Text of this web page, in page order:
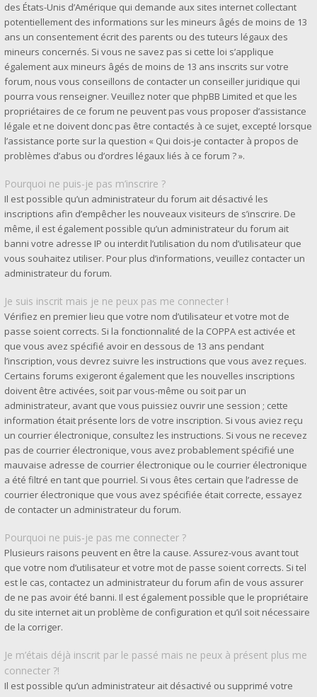
des États-Unis d’Amérique qui demande aux sites internet collectant
potentiellement des informations sur les mineurs âgés de moins de 13
ans un consentement écrit des parents ou des tuteurs légaux des
mineurs concernés. Si vous ne savez pas si cette loi s’applique
également aux mineurs âgés de moins de 13 ans inscrits sur votre
forum, nous vous conseillons de contacter un conseiller juridique qui
pourra vous renseigner. Veuillez noter que phpBB Limited et que les
propriétaires de ce forum ne peuvent pas vous proposer d’assistance
légale et ne doivent donc pas être contactés à ce sujet, excepté lorsque
l’assistance porte sur la question « Qui dois-je contacter à propos de
problèmes d’abus ou d’ordres légaux liés à ce forum ? ».
Pourquoi ne puis-je pas m’inscrire ?
Il est possible qu’un administrateur du forum ait désactivé les
inscriptions afin d’empêcher les nouveaux visiteurs de s’inscrire. De
même, il est également possible qu’un administrateur du forum ait
banni votre adresse IP ou interdit l’utilisation du nom d’utilisateur que
vous souhaitez utiliser. Pour plus d’informations, veuillez contacter un
administrateur du forum.
Je suis inscrit mais je ne peux pas me connecter !
Vérifiez en premier lieu que votre nom d’utilisateur et votre mot de
passe soient corrects. Si la fonctionnalité de la COPPA est activée et
que vous avez spécifié avoir en dessous de 13 ans pendant
l’inscription, vous devrez suivre les instructions que vous avez reçues.
Certains forums exigeront également que les nouvelles inscriptions
doivent être activées, soit par vous-même ou soit par un
administrateur, avant que vous puissiez ouvrir une session ; cette
information était présente lors de votre inscription. Si vous aviez reçu
un courrier électronique, consultez les instructions. Si vous ne recevez
pas de courrier électronique, vous avez probablement spécifié une
mauvaise adresse de courrier électronique ou le courrier électronique
a été filtré en tant que pourriel. Si vous êtes certain que l’adresse de
courrier électronique que vous avez spécifiée était correcte, essayez
de contacter un administrateur du forum.
Pourquoi ne puis-je pas me connecter ?
Plusieurs raisons peuvent en être la cause. Assurez-vous avant tout
que votre nom d’utilisateur et votre mot de passe soient corrects. Si tel
est le cas, contactez un administrateur du forum afin de vous assurer
de ne pas avoir été banni. Il est également possible que le propriétaire
du site internet ait un problème de configuration et qu’il soit nécessaire
de la corriger.
Je m’étais déjà inscrit par le passé mais ne peux à présent plus me
connecter ?!
Il est possible qu’un administrateur ait désactivé ou supprimé votre